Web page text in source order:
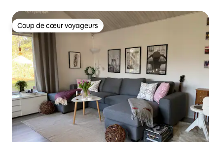
Coup de cœur voyageurs
Coup de cœur voyageurs